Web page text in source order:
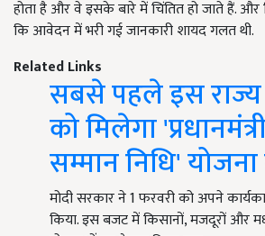
होता है और वे इसके बारे में चिंतित हो जाते हैं. और
कि आवेदन में भरी गई जानकारी शायद गलत थी.
Related Links
सबसे पहले इस
को मिलेगा
सम्मान निधि'
मोदी सरकार ने 1 फरवरी को अपने
किया. इस बजट में किसानों, मजदूरों और